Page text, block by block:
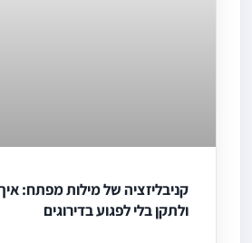
קניבליזציה של מילות מפתח:
ולתקן בלי לפגוע בדירוגים